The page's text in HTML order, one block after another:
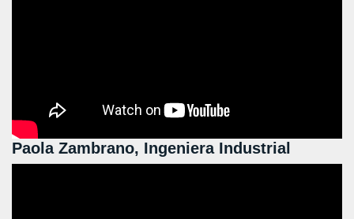
Paola Zambrano, Ingeniera Industrial